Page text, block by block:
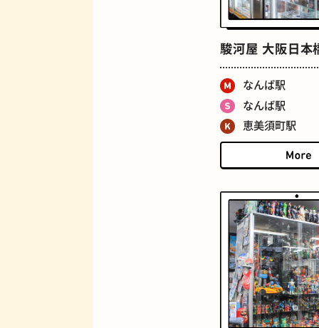
ロイヤルミルクティー
駿河屋 大阪日本
なんば駅
なんば駅
恵美須町駅